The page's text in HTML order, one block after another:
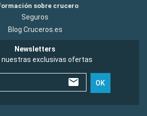
sobre crucero
Seguros
Blog Cruceros.es
Newsletters
nuestras exclusivas ofertas
OK